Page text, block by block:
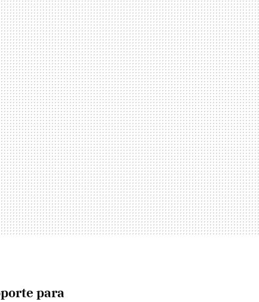
para